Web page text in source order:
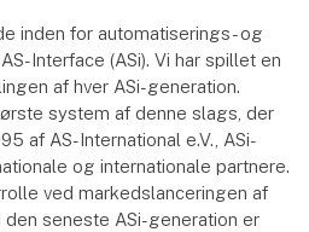
inden for automatiserings- og
Interface (ASi). Vi har spillet en
af hver ASi-generation.
system af denne slags, der
af AS-International e.V., ASi-
og internationale partnere.
ved markedslanceringen af
den seneste ASi-generation er